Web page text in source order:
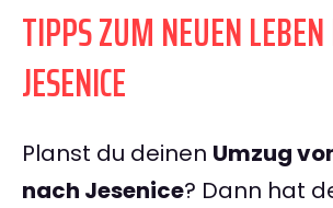
TIPPS ZUM NEUEN
JESENICE
Planst du deinen Umzug
nach Jesenice? Dann hat